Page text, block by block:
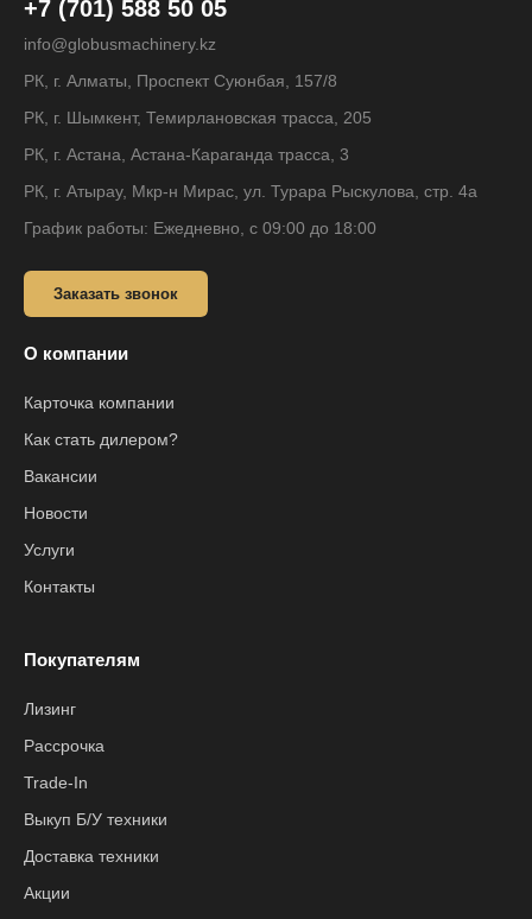
+7 (701) 588 50 05
info@globusmachinery.kz
РК, г. Алматы, Проспект Суюнбая, 157/8
РК, г. Шымкент, Темирлановская трасса, 205
РК, г. Астана, Астана-Караганда трасса, 3
РК, г. Атырау, Мкр-н Мирас, ул. Турара Рыскулова, стр. 4а
График работы: Ежедневно, с 09:00 до 18:00
Заказать звонок
О компании
Карточка компании
Как стать дилером?
Вакансии
Новости
Услуги
Контакты
Покупателям
Лизинг
Рассрочка
Trade-In
Выкуп Б/У техники
Доставка техники
Акции